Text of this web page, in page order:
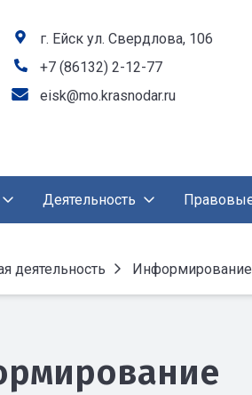
г. Ейск ул. Свердлова, 106
+7 (86132) 2-12-77
eisk@mo.krasnodar.ru
Деятельность
деятельность
Информирование